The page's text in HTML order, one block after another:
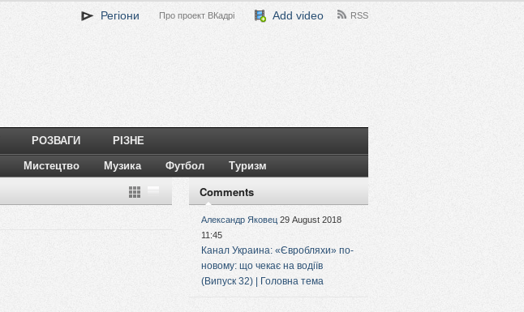
Регіони Про проект ВКадрі Add video RSS
РОЗВАГИ РІЗНЕ
Мистецтво Музика Футбол Туризм
Comments
Александр Яковец 29 August 2018
11:45
Канал Украина: «Євробляхи» по-
новому: що чекає на водіїв
(Випуск 32) | Головна тема